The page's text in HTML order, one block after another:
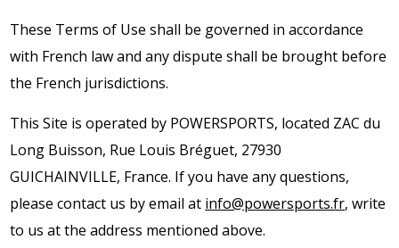
These Terms of Use shall be governed in accordance
with French law and any dispute shall be brought before
the French jurisdictions.
This Site is operated by POWERSPORTS, located ZAC du
Long Buisson, Rue Louis Bréguet, 27930
GUICHAINVILLE, France. If you have any questions,
please contact us by email at info@powersports.fr, write
to us at the address mentioned above.